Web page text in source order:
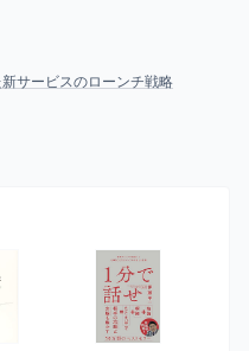
サービスのローンチ戦略